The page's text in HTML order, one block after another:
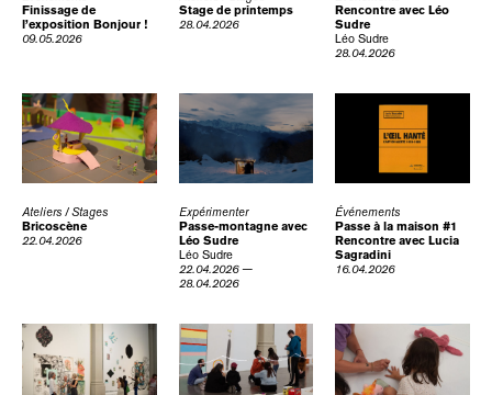
Finissage de
l’exposition Bonjour !
09.05.2026
Stage de printemps
28.04.2026
Rencontre avec Léo
Sudre
Léo Sudre
28.04.2026
Ateliers / Stages
Bricoscène
22.04.2026
Expérimenter
Passe-montagne avec
Léo Sudre
Léo Sudre
22.04.2026 —
28.04.2026
Événements
Passe à la maison #1
Rencontre avec Lucia
Sagradini
16.04.2026